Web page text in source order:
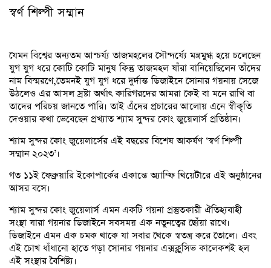
স্বর্ণ শিল্পী সম্মান
যেমন বিশ্বের অন্যতম আশ্চর্য্য তাজমহলের সৌন্দর্য্যে মন্ত্রমুগ্ধ হয়ে চলেছেন
যুগ যুগ ধরে কোটি কোটি মানুষ কিন্তু তাজমহল যাঁরা বানিয়েছিলেন তাঁদের
নাম বিস্মরণে,তেমনই যুগ যুগ ধরে দুর্দান্ত ডিজাইনে সোনার গয়নায় সেজে
উঠলেও এর আসল স্রষ্টা অর্থাৎ কারিগরদের আমরা কেই বা মনে রাখি বা
তাদের পরিচয় জানতে পারি। তাই এঁদের প্রচারের আলোয় এনে স্বীকৃতি
দেওয়ার কথা ভেবেছেন প্রখ্যাত শ্যাম সুন্দর কোং জুয়েলার্স প্রতিষ্ঠান।
শ্যাম সুন্দর কোং জুয়েলার্সের এই বছরের বিশেষ আকর্ষণ ‘স্বর্ণ শিল্পী
সম্মান ২০২৩’।
গত ১১ই ফেব্রুয়ারি ইকোপার্কের একান্তে অ্যাম্ফি থিয়েটারে এই অনুষ্ঠানের
আসর বসে।
শ্যাম সুন্দর কোং জুয়েলার্স এমন একটি গয়না প্রস্তুতকারী ঐতিহ্যবাহী
সংস্থা যারা গয়নার ডিজাইনে সবসময় এক নতুনত্বের ছোঁয়া রাখে।
ডিজাইনে এমন এক চমক থাকে যা সবার থেকে স্বতন্ত্র করে তোলে। এবং
এই চোখ ধাঁধানো হাতে গড়া সোনার গয়নার এক্সক্লুসিভ কালেকশই হল
এই সংস্থার বৈশিষ্ট্য।